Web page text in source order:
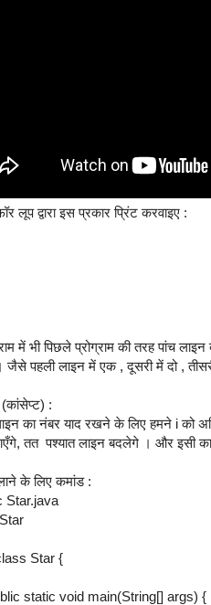
लूप द्वारा इस प्रकार प्रिंट करवाइए :
में भी पिछले प्रोग्राम की तरह पांच
पहली लाइन में एक , दूसरी में दो ,
(कांसेप्ट) :
का नंबर याद रखने के लिए हमने i को
तत पश्यात लाइन बदलेगे । और इसी
के लिए कमांड :
Star.java
Star {
static void main(String[] args) {